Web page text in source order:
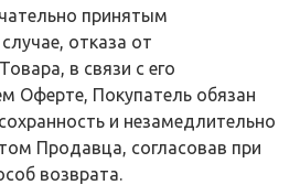
принятым
отказа от
в связи с его
Оферте, Покупатель обязан
и незамедлительно
Продавца, согласовав при
возврата.